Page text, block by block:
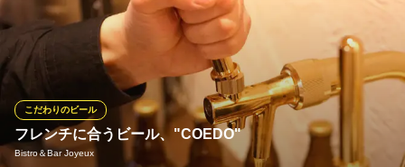
ハイネケン生ビール。大ジョッキはキンキンに冷やした陶製ジョ
ッキにたっぷり５００ｍｌ入ってます。（生ビール大）
※こちらは昼のみのこだわりです。
満蔵
串揚料理
ＪＲ明石駅西口 徒歩5分
兵庫県明石市大明石町1-13-33
フレンチに合うビール、"COEDO"
Bistro＆Bar Joyeux
こだわりのビール